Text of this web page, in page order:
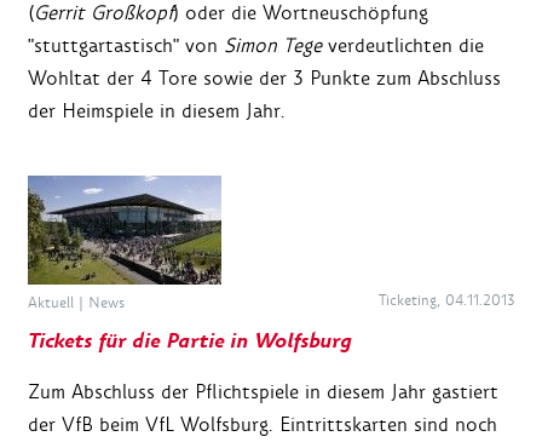
(Gerrit Großkopf) oder die Wortneuschöpfung
"stuttgartastisch" von Simon Tegeverdeutlichten die
Wohltat der 4 Tore sowie der 3 Punkte zum Abschluss
der Heimspiele in diesem Jahr.
Aktuell | News Ticketing, 04.11.2013
Tickets für die Partie in Wolfsburg
Zum Abschluss der Pflichtspiele in diesem Jahr gastiert
der VfB beim VfL Wolfsburg. Eintrittskarten sind noch